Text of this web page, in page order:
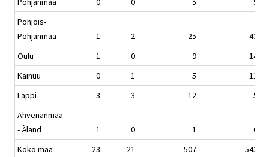
Pohjois-
Pohjanmaa
1 2 25
43
Oulu
1 0 9
14
Kainuu
0 1 5
11
Lappi
3 3 12
5
Ahvenanmaa
- Åland
1 0 1
0
Koko maa
23 21 507 543